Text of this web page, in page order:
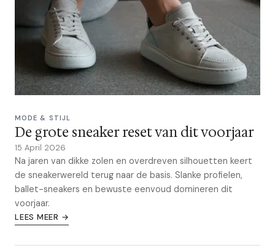
MODE & STIJL
De grote sneaker reset van dit voorjaar
15 April 2026
Na jaren van dikke zolen en overdreven silhouetten keert
de sneakerwereld terug naar de basis. Slanke profielen,
ballet-sneakers en bewuste eenvoud domineren dit
voorjaar.
LEES MEER →